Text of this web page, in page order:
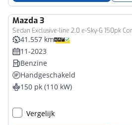
Mazda3
41.557 km
11-2023
Benzine
Handgeschakeld
150 pk (110 kW)
Vergelijk